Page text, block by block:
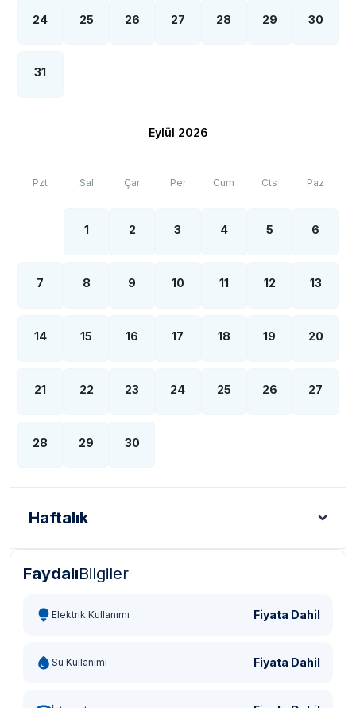
24 25 26 27 28 29 30
31
Eylül 2026
Pzt Sal Çar Per Cum Cts Paz
1 2 3 4 5 6
7 8 9 10 11 12 13
14 15 16 17 18 19 20
21 22 23 24 25 26 27
28 29 30
Haftalık
Türk Lirası - TL
FaydalıBilgiler
Elektrik Kullanımı Fiyata Dahil
Su Kullanımı Fiyata Dahil